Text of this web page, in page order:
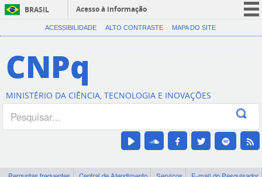
BRASIL
Acesso à informação
CORONAVÍRUS (COVID-19)
Canais
ACESSIBILIDADE ALTO CONTRASTE MAPA DO SITE
CNPq
MINISTÉRIO DA CIÊNCIA, TECNOLOGIA E INOVAÇÕES